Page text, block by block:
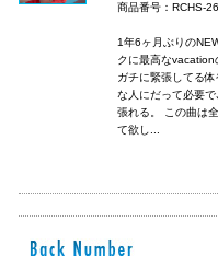
商品番号：RCHS-
1年6ヶ月ぶりの
クに最高な
ガチに緊張してる
な人にだって必要
張れる。 この曲は
て欲し...